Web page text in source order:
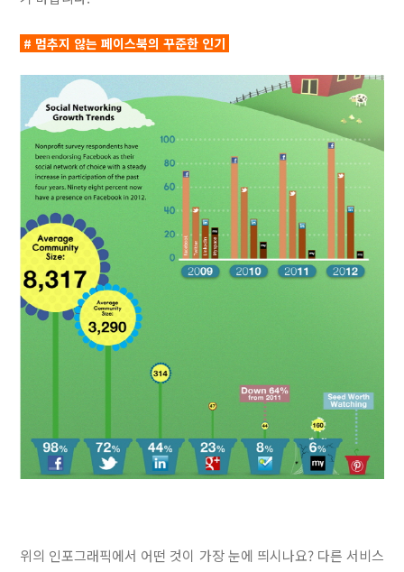
# 멈추지 않는 페이스북의 꾸준한 인기
위의 인포그래픽에서 어떤 것이 가장 눈에 띄시나요? 다른 서비스